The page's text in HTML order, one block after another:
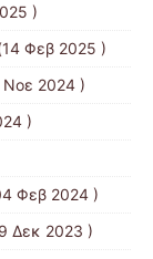
)
Φεβ 2025 )
2024 )
)
Φεβ 2024 )
Δεκ 2023 )